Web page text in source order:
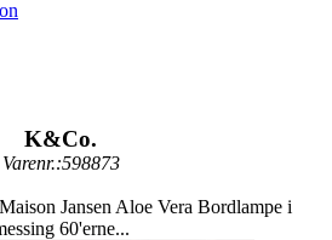
K&Co.
Varenr.:598873
Jansen Aloe Vera Bordlampe i
60'erne...